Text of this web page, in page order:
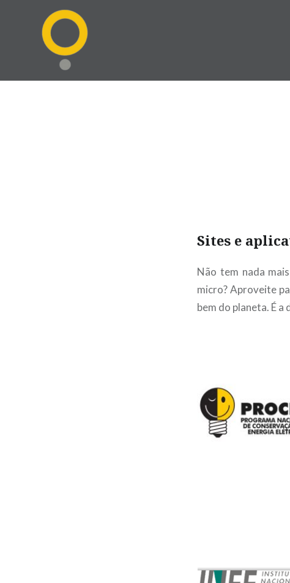
conteúdo
Sites e
Não tem nada
micro? Aproveite
bem do planeta. É